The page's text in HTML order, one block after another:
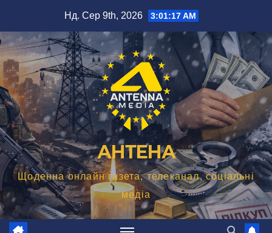
вмісту
Нд. Сер 9th, 2026 3:01:18 AM
АНТЕНА
Щоденна онлайн газета, телеканал, соціальні
медіа